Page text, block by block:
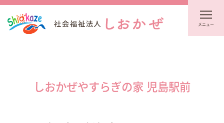
メニュー
しおかぜやすらぎの家 児島駅前